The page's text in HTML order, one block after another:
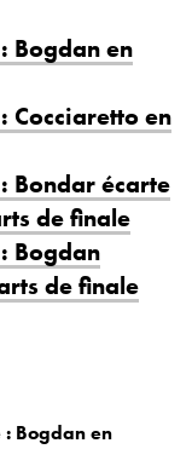
Bogdan en
Cocciaretto en
Bondar écarte
de finale
Bogdan
de finale
: Bogdan en